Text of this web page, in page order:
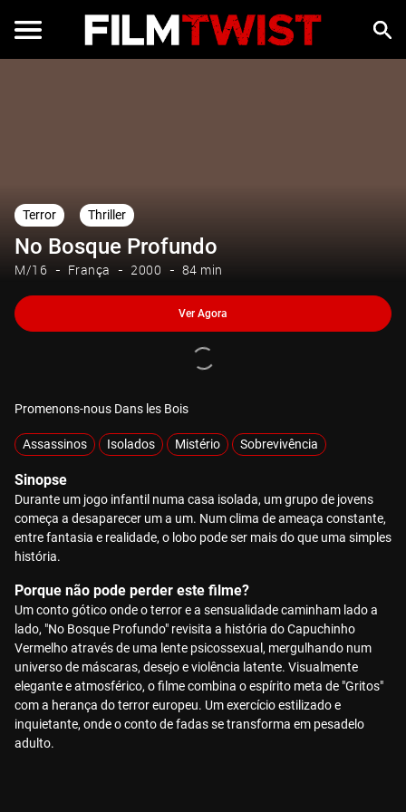
Terror Thriller
No Bosque Profundo
M/16 França 2000 84 min
Ver Agora
Promenons-nous Dans les Bois
Assassinos Isolados Mistério Sobrevivência
Sinopse
Durante um jogo infantil numa casa isolada, um grupo de jovens
começa a desaparecer um a um. Num clima de ameaça constante,
entre fantasia e realidade, o lobo pode ser mais do que uma simples
história.
Porque não pode perder este filme?
Um conto gótico onde o terror e a sensualidade caminham lado a
lado, "No Bosque Profundo" revisita a história do Capuchinho
Vermelho através de uma lente psicossexual, mergulhando num
universo de máscaras, desejo e violência latente. Visualmente
elegante e atmosférico, o filme combina o espírito meta de "Gritos"
com a herança do terror europeu. Um exercício estilizado e
inquietante, onde o conto de fadas se transforma em pesadelo
adulto.